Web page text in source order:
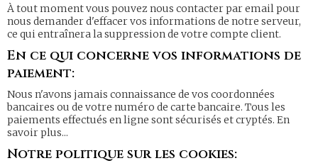
À tout moment vous pouvez nous contacter par email pour
nous demander d'effacer vos informations de notre serveur,
ce qui entraînera la suppression de votre compte client.
En ce qui concerne vos informations de
paiement:
Nous n'avons jamais connaissance de vos coordonnées
bancaires ou de votre numéro de carte bancaire. Tous les
paiements effectués en ligne sont sécurisés et cryptés. En
savoir plus...
Notre politique sur les cookies: